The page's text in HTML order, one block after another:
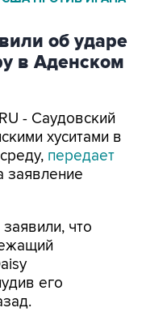
об ударе
в Аденском
- Саудовский
хуситами в
передает
заявление
что
его